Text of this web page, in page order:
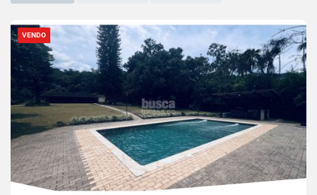
VENDO